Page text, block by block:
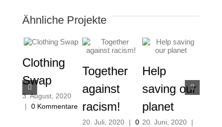
Ähnliche Projekte
Clothing
Swap
3. August, 2020
|
0 Kommentare
Together
against
racism!
20. Juli, 2020 | 0
Help
saving our
planet
20. Juni, 2020 |